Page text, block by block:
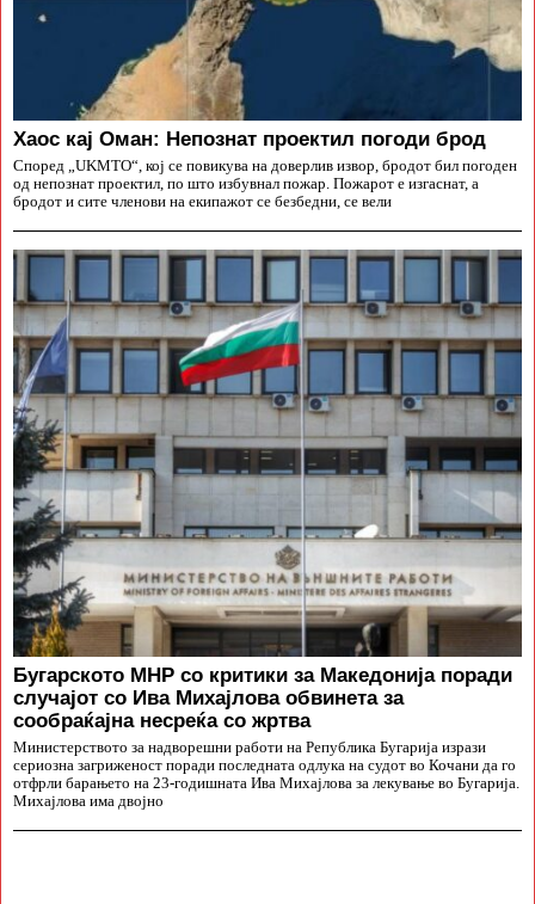
Хаос кај Оман: Непознат проектил погоди брод
Според „UKMTO“, кој се повикува на доверлив извор, бродот бил погоден
од непознат проектил, по што избувнал пожар. Пожарот е изгаснат, а
бродот и сите членови на екипажот се безбедни, се вели
Бугарското МНР со критики за Македонија поради
случајот со Ива Михајлова обвинета за
сообраќајна несреќа со жртва
Министерството за надворешни работи на Република Бугарија изрази
сериозна загриженост поради последната одлука на судот во Кочани да го
отфрли барањето на 23-годишната Ива Михајлова за лекување во Бугарија.
Михајлова има двојно